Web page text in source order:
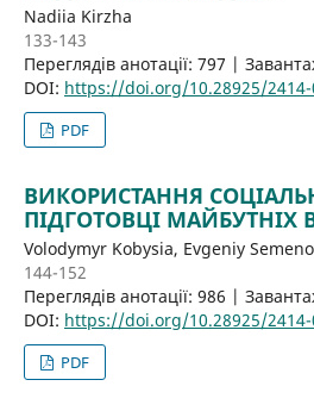
Nadiia Kirzha
133-143
Переглядів анотації: 797 |
DOI: https://doi.org/10.28925/2414-
PDF
ВИКОРИСТАННЯ
ПІДГОТОВЦІ МАЙБУТНІХ
Volodymyr Kobysia, Evgeniy
144-152
Переглядів анотації: 986 |
DOI: https://doi.org/10.28925/2414-
PDF